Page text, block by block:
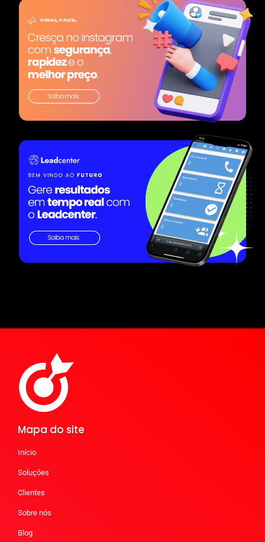
Mapa do site
Início
Soluções
Clientes
Sobre nós
Blog